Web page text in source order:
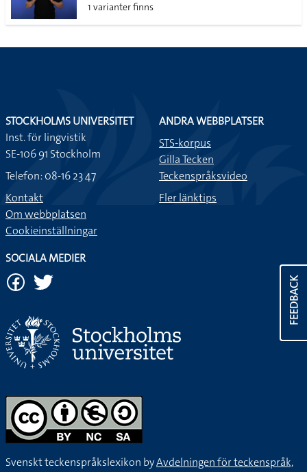
1 varianter finns
FEEDBACK
STOCKHOLMS UNIVERSITET
Inst. för lingvistik
SE-106 91 Stockholm
Telefon: 08-16 23 47
Kontakt
Om webbplatsen
Cookieinställningar
ANDRA WEBBPLATSER
STS-korpus
Gilla Tecken
Teckenspråksvideo
Fler länktips
SOCIALA MEDIER
Svenskt teckenspråkslexikon byAvdelningen för teckenspråk,